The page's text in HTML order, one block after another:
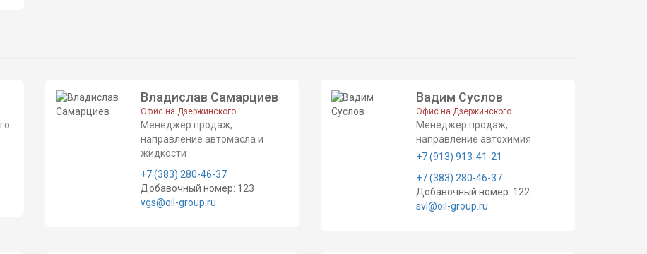
Владислав Самарциев
Офис на Дзержинского
Менеджер продаж,
направление автомасла и
жидкости
+7 (383) 280-46-37
Добавочный номер: 123
vgs@oil-group.ru
Вадим Суслов
Офис на Дзержинского
Менеджер продаж,
направление автохимия
+7 (913) 913-41-21
+7 (383) 280-46-37
Добавочный номер: 122
svl@oil-group.ru